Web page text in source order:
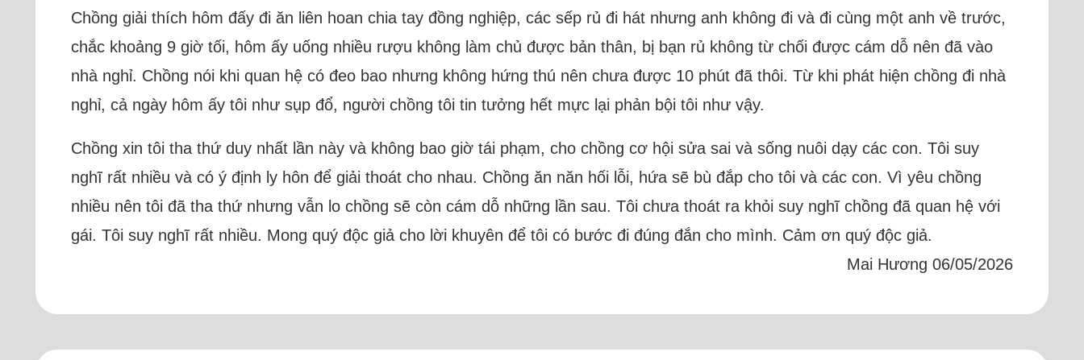
Chồng giải thích hôm đấy đi ăn liên hoan chia tay đồng nghiệp, các sếp rủ đi hát nhưng anh không đi và đi cùng một anh về trước,
chắc khoảng 9 giờ tối, hôm ấy uống nhiều rượu không làm chủ được bản thân, bị bạn rủ không từ chối được cám dỗ nên đã vào
nhà nghỉ. Chồng nói khi quan hệ có đeo bao nhưng không hứng thú nên chưa được 10 phút đã thôi. Từ khi phát hiện chồng đi nhà
nghỉ, cả ngày hôm ấy tôi như sụp đổ, người chồng tôi tin tưởng hết mực lại phản bội tôi như vậy.
Chồng xin tôi tha thứ duy nhất lần này và không bao giờ tái phạm, cho chồng cơ hội sửa sai và sống nuôi dạy các con. Tôi suy
nghĩ rất nhiều và có ý định ly hôn để giải thoát cho nhau. Chồng ăn năn hối lỗi, hứa sẽ bù đắp cho tôi và các con. Vì yêu chồng
nhiều nên tôi đã tha thứ nhưng vẫn lo chồng sẽ còn cám dỗ những lần sau. Tôi chưa thoát ra khỏi suy nghĩ chồng đã quan hệ với
gái. Tôi suy nghĩ rất nhiều. Mong quý độc giả cho lời khuyên để tôi có bước đi đúng đắn cho mình. Cảm ơn quý độc giả.
Mai Hương 06/05/2026